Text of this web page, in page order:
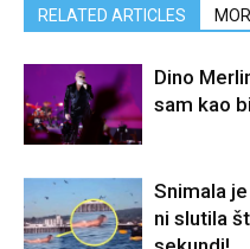
RELATED ARTICLES
Dino
sam kao
Snimala
ni slutila